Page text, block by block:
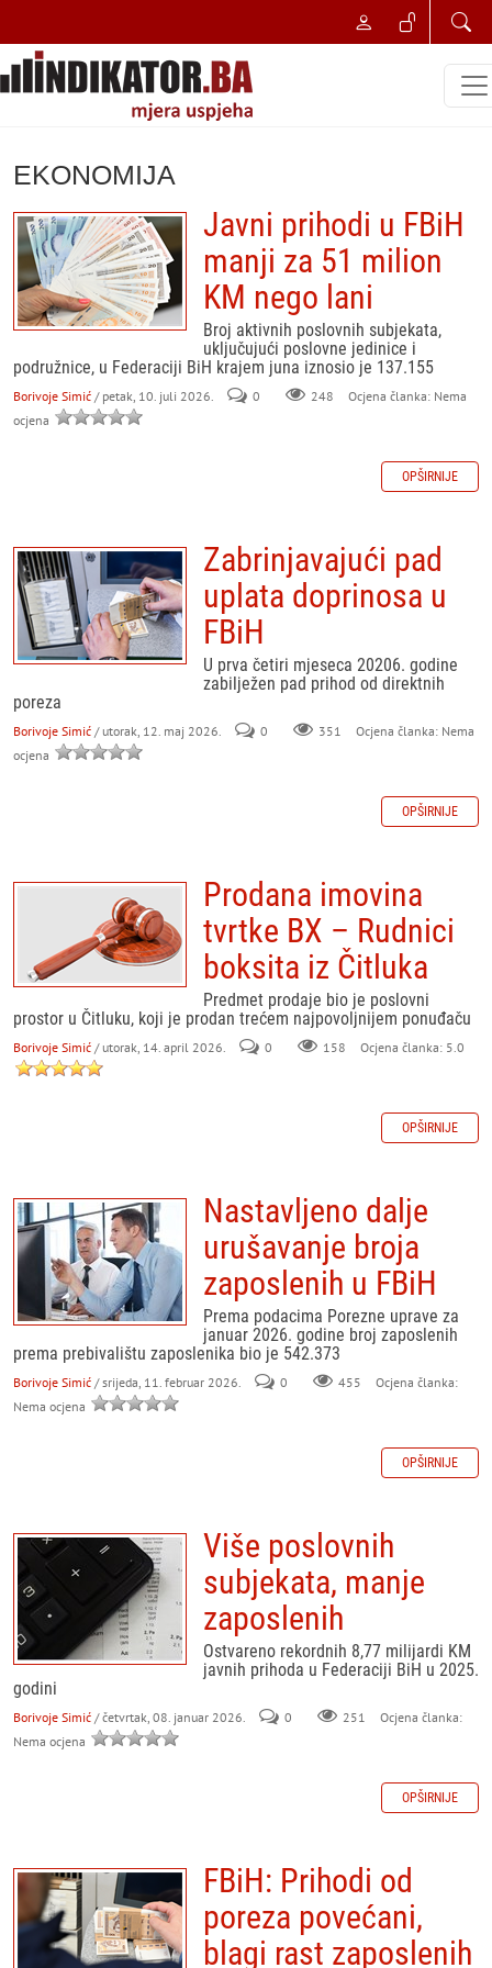
EKONOMIJA
Javni prihodi u FBiH
manji za 51 milion
KM nego lani
Broj aktivnih poslovnih subjekata,
uključujući poslovne jedinice i
podružnice, u Federaciji BiH krajem juna iznosio je 137.155
Borivoje Simić / petak, 10. juli 2026. 0 248
Ocjena članka: Nema
ocjena
OPŠIRNIJE
Zabrinjavajući pad
uplata doprinosa u
FBiH
U prva četiri mjeseca 20206. godine
zabilježen pad prihod od direktnih
poreza
Borivoje Simić / utorak, 12. maj 2026. 0 351
Ocjena članka: Nema
ocjena
OPŠIRNIJE
Prodana imovina
tvrtke BX – Rudnici
boksita iz Čitluka
Predmet prodaje bio je poslovni
prostor u Čitluku, koji je prodan trećem najpovoljnijem ponuđaču
Borivoje Simić / utorak, 14. april 2026. 0 158 Ocjena članka: 5.0
OPŠIRNIJE
Nastavljeno dalje
urušavanje broja
zaposlenih u FBiH
Prema podacima Porezne uprave za
januar 2026. godine broj zaposlenih
prema prebivalištu zaposlenika bio je 542.373
Borivoje Simić / srijeda, 11. februar 2026. 0 455
Ocjena članka:
Nema ocjena
OPŠIRNIJE
Više poslovnih
subjekata, manje
zaposlenih
Ostvareno rekordnih 8,77 milijardi KM
javnih prihoda u Federaciji BiH u 2025.
godini
Borivoje Simić / četvrtak, 08. januar 2026. 0 251
Ocjena članka:
Nema ocjena
OPŠIRNIJE
FBiH: Prihodi od
poreza povećani,
blagi rast zaposlenih